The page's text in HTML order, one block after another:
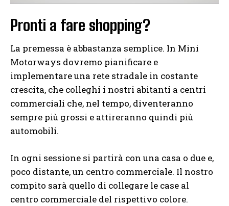
Pronti a fare shopping?
La premessa è abbastanza semplice. In Mini
Motorways dovremo pianificare e
implementare una rete stradale in costante
crescita, che colleghi i nostri abitanti a centri
commerciali che, nel tempo, diventeranno
sempre più grossi e attireranno quindi più
automobili.
In ogni sessione si partirà con una casa o due e,
poco distante, un centro commerciale. Il nostro
compito sarà quello di collegare le case al
centro commerciale del rispettivo colore.